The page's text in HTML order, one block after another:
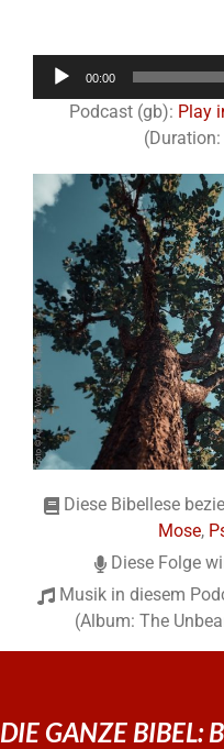
00:00
Podcast (gb): Play
Diese Bibellese
Mose,
Diese Folge
Musik in diesem
(Album: The
DIE GANZE BIBEL: